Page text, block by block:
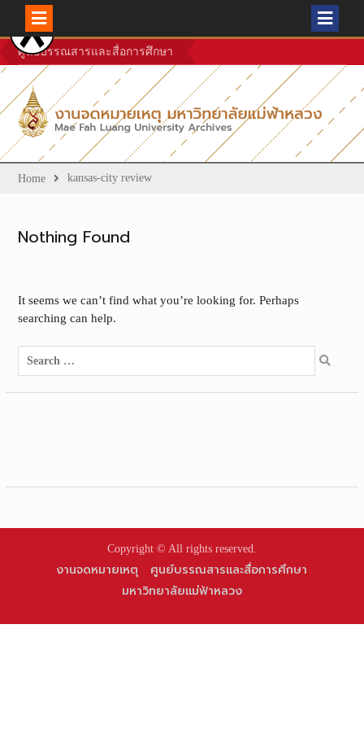
Skip
to
content
ศูนย์บรรณสารและสื่อการศึกษา
Home kansas-city review
Nothing Found
It seems we can’t find what you’re looking for. Perhaps
searching can help.
Search
for:
Copyright © All rights reserved.
งานจดหมายเหตุ
ศูนย์บรรณสารและสื่อการศึกษา
มหาวิทยาลัยแม่ฟ้าหลวง